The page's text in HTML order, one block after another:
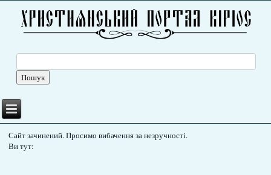
Сайт зачинений. Просимо вибачення за незручності.
Ви тут: